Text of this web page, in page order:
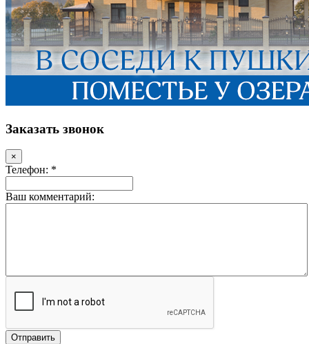
Заказать звонок
×
Телефон: *
Ваш комментарий: